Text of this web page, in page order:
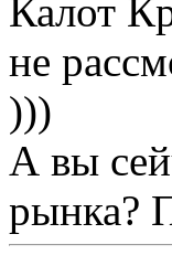
Калот
не
)))
А вы
рынка?